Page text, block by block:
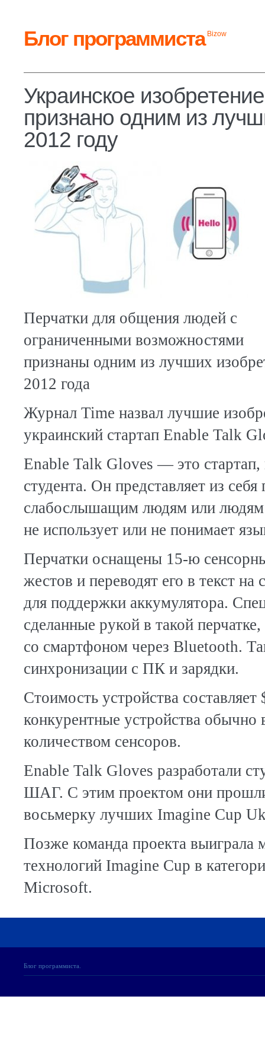
Блог программиста Bizow
Украинское изобретение
признано одним из
2012 году
Перчатки для общения людей с
ограниченными возможностями
признаны одним из лучших
2012 года
Журнал Time назвал лучшие
украинский стартап Enable Talk
Enable Talk Gloves — это стартап,
студента. Он представляет из
слабослышащим людям или людям
не использует или не понимает
Перчатки оснащены 15-ю
жестов и переводят его в текст
для поддержки аккумулятора.
сделанные рукой в такой
со смартфоном через Bluetooth.
синхронизации с ПК и зарядки.
Стоимость устройства
конкурентные устройства
количеством сенсоров.
Enable Talk Gloves разработали
ШАГ. С этим проектом они
восьмерку лучших Imagine Cup
Позже команда проекта выиграла
технологий Imagine Cup в
Microsoft.
Блог программиста.